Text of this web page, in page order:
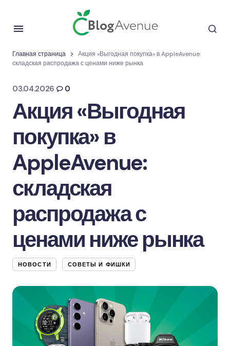
Главная страница
Акция «Выгодная покупка» в AppleAvenue:
складская распродажа с ценами ниже рынка
03.04.2026 0
Акция «Выгодная
покупка» в
AppleAvenue:
складская
распродажа с
ценами ниже рынка
НОВОСТИ СОВЕТЫ И ФИШКИ